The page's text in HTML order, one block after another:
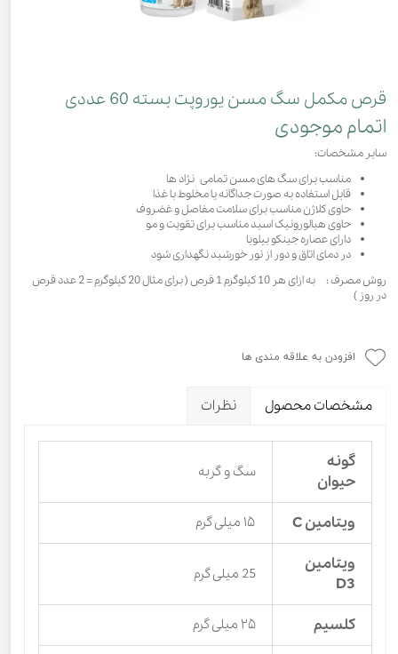
قرص مکمل سگ مسن یوروپت بسته 60 عددی
اتمام موجودی
سایر مشخصات:
مناسب برای سگ های مسن تمامی نژاد ها
قابل استفاده به صورت جداگانه یا مخلوط با غذا
حاوی کلاژن مناسب برای سلامت مفاصل و غضروف
حاوی هیالورونیک اسید مناسب برای تقویت و مو
دارای عصاره جینکو بیلوبا
در دمای اتاق و دور از نور خورشید نگهداری شود
روش مصرف : به ازای هر 10 کیلوگرم 1 قرص ( برای مثال 20 کیلوگرم = 2 عدد قرص
در روز )
افزودن به علاقه مندی ها
مشخصات محصول نظرات
گونه
حیوان
سگ و گربه
ویتامین C ۱۵ میلی گرم
ویتامین
D3
25 میلی گرم
کلسیم ۲۵ میلی گرم